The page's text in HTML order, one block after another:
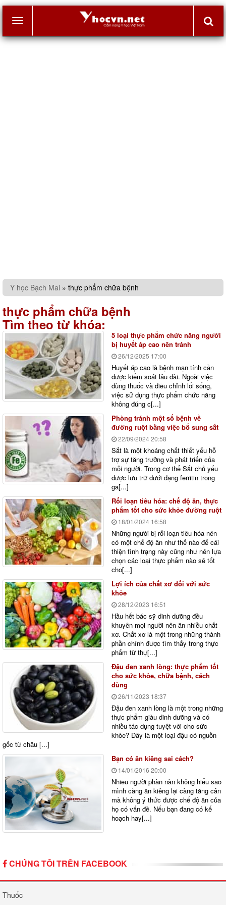
Y học Bạch Mai » thực phẩm chữa bệnh
thực phẩm chữa bệnh
Tìm theo từ khóa:
5 loại thực phẩm chức năng người
bị huyết áp cao nên tránh
26/12/2025 17:00
Huyết áp cao là bệnh mạn tính cần
được kiểm soát lâu dài. Ngoài việc
dùng thuốc và điều chỉnh lối sống,
việc sử dụng thực phẩm chức năng
không đúng c[...]
Phòng tránh một số bệnh về
đường ruột bằng việc bổ sung sắt
22/09/202420:58
Sắt là một khoáng chất thiết yếu hỗ
trợ sự tăng trưởng và phát triển của
mỗi người. Trong cơ thể Sắt chủ yếu
được lưu trữ dưới dạng ferritin trong
ga[...]
Rối loạn tiêu hóa: chế độ ăn, thực
phẩm tốt cho sức khỏe đường ruột
18/01/2024 16:58
Những người bị rối loạn tiêu hóa nên
có một chế độ ăn như thế nào để cải
thiện tình trạng này cũng như nên lựa
chọn các loại thực phẩm nào sẽ tốt
cho[...]
Lợi ích của chất xơ đối với sức
khỏe
28/12/2023 16:51
Hầu hết bác sỹ dinh dưỡng đều
khuyên mọi người nên ăn nhiều chất
xơ. Chất xơ là một trong những thành
phần chính được tìm thấy trong thực
phẩm từ thự[...]
Đậu đen xanh lòng: thực phẩm tốt
cho sức khỏe, chữa bệnh, cách
dùng
26/11/2023 18:37
Đậu đen xanh lòng là một trong những
thực phẩm giàu dinh dưỡng và có
nhiều tác dụng tuyệt vời cho sức
khỏe? Đây là một loại đậu có nguồn
gốc từ châu [...]
Bạn có ăn kiêng sai cách?
14/01/2016 20:00
Nhiều người phàn nàn không hiểu sao
mình càng ăn kiêng lại càng tăng cân
mà không ý thức được chế độ ăn của
họ có vấn đề. Nếu bạn đang có kế
hoạch hay[...]
CHÚNG TÔI TRÊN FACEBOOK
Thuốc